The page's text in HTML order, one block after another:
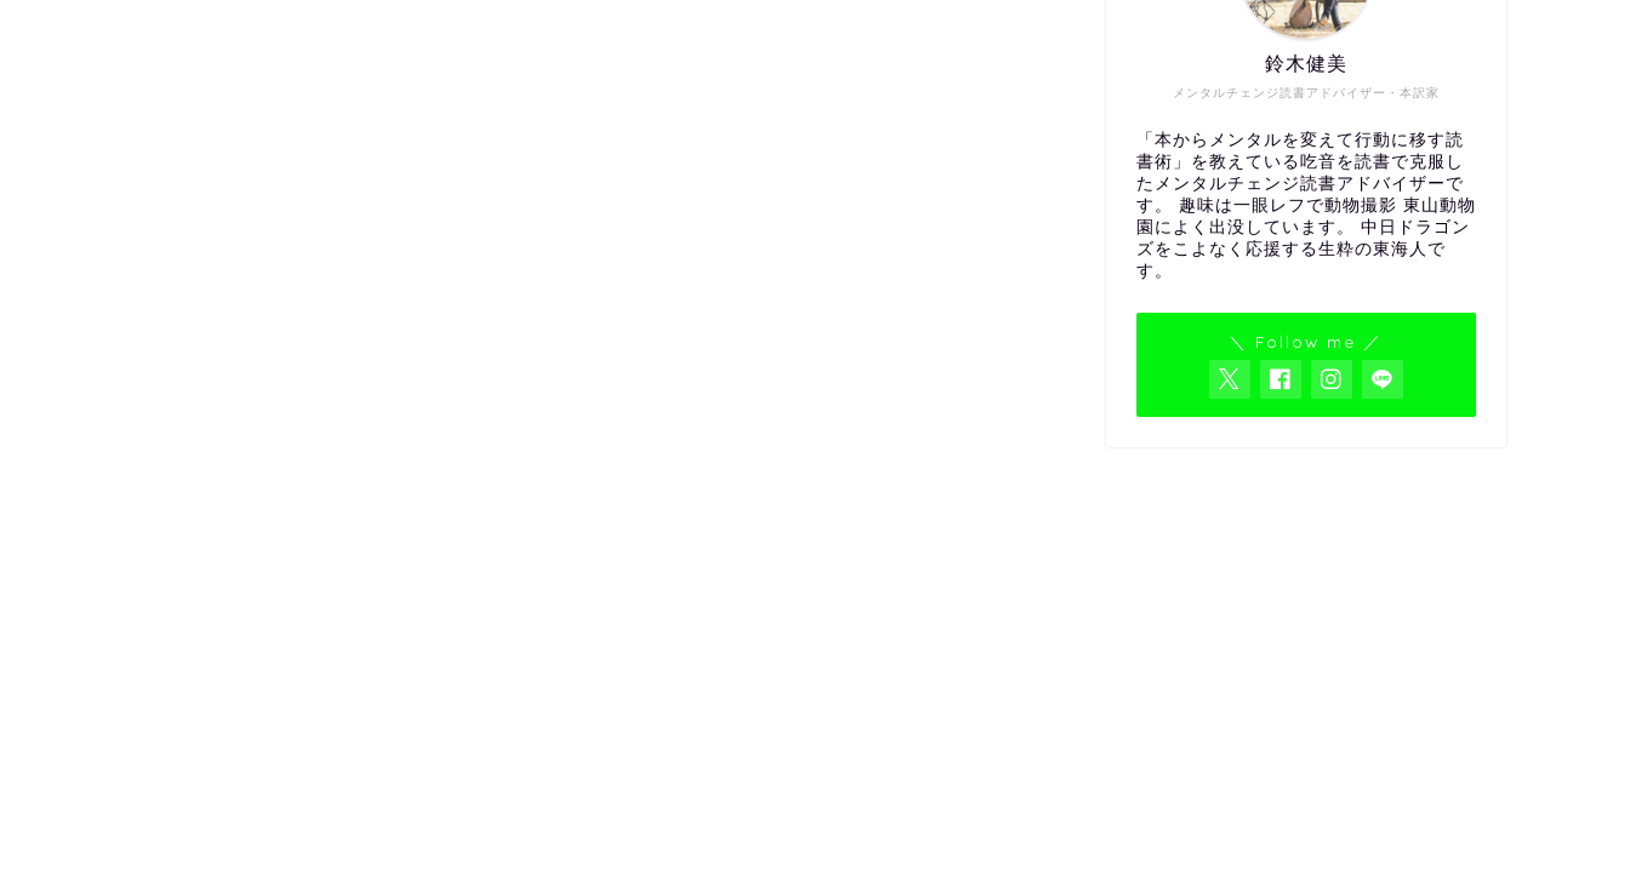
メンタルチェンジ読書アドバイザー・本訳家
鈴木健美
「本からメンタルを変えて行動に移す読
書術」を教えている吃音を読書で克服し
たメンタルチェンジ読書アドバイザーで
す。 趣味は一眼レフで動物撮影 東山動物
園によく出没しています。 中日ドラゴン
ズをこよなく応援する生粋の東海人で
す。
＼ Follow me ／